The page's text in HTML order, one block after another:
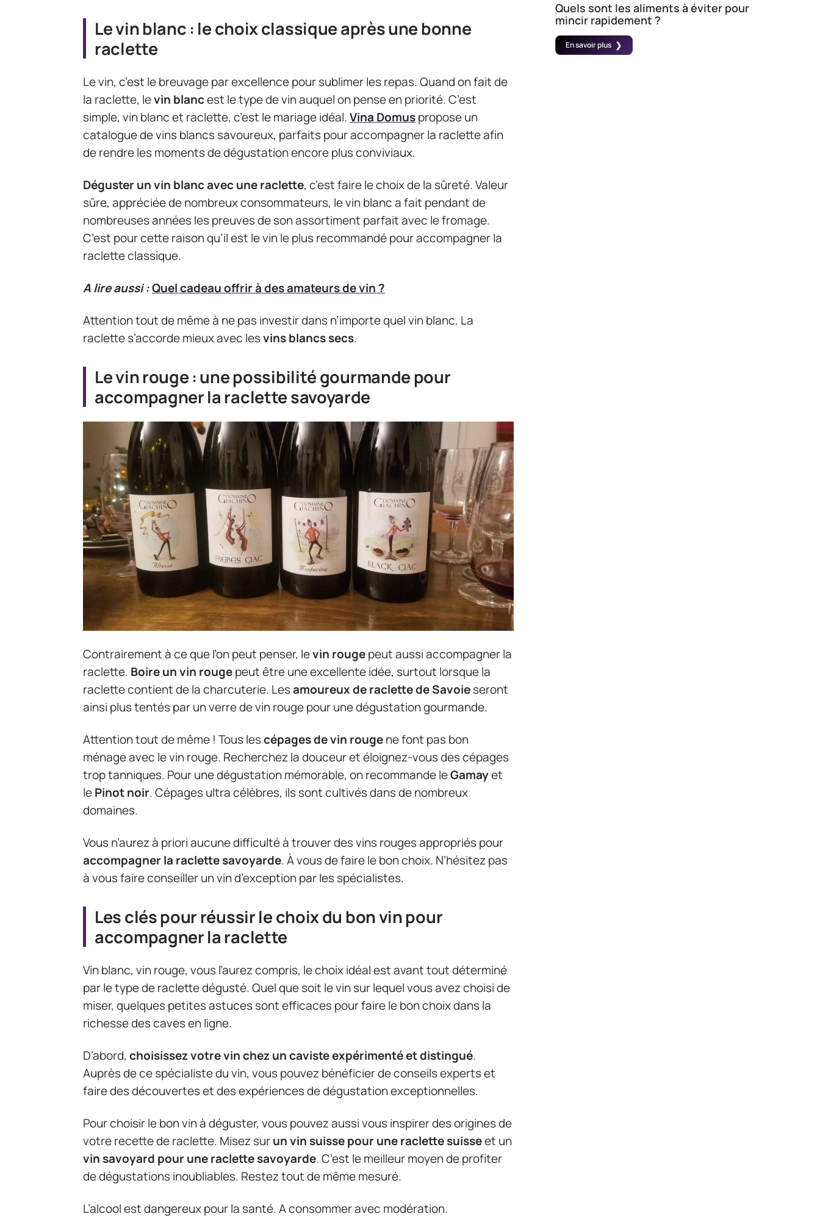
Le vin blanc : le choix classique après une bonne
raclette
Le vin, c’est le breuvage par excellence pour sublimer les repas. Quand on fait de
la raclette, levin blancest le type de vin auquel on pense en priorité. C’est
simple, vin blanc et raclette, c’est le mariage idéal.Vina Domuspropose un
catalogue de vins blancs savoureux, parfaits pour accompagner la raclette afin
de rendre les moments de dégustation encore plus conviviaux.
Déguster un vin blanc avec une raclette, c’est faire le choix de la sûreté. Valeur
sûre, appréciée de nombreux consommateurs, le vin blanc a fait pendant de
nombreuses années les preuves de son assortiment parfait avec le fromage.
C’est pour cette raison qu’il est le vin le plus recommandé pour accompagner la
raclette classique.
A lire aussi :Quel cadeau offrir à des amateurs de vin ?
Attention tout de même à ne pas investir dans n’importe quel vin blanc. La
raclette s’accorde mieux avec lesvins blancs secs.
Le vin rouge : une possibilité gourmande pour
accompagner la raclette savoyarde
Contrairement à ce que l’on peut penser, levin rougepeut aussi accompagner la
raclette. Boire un vin rougepeut être une excellente idée, surtout lorsque la
raclette contient de la charcuterie. Lesamoureux de raclette de Savoieseront
ainsi plus tentés par un verre de vin rouge pour une dégustation gourmande.
Attention tout de même ! Tous lescépages de vin rougene font pas bon
ménage avec le vin rouge. Recherchez la douceur et éloignez-vous des cépages
trop tanniques. Pour une dégustation mémorable, on recommande leGamayet
lePinot noir. Cépages ultra célèbres, ils sont cultivés dans de nombreux
domaines.
Vous n’aurez à priori aucune difficulté à trouver des vins rouges appropriés pour
accompagner la raclette savoyarde. À vous de faire le bon choix. N’hésitez pas
à vous faire conseiller un vin d’exception par les spécialistes.
Les clés pour réussir le choix du bon vin pour
accompagner la raclette
Vin blanc, vin rouge, vous l’aurez compris, le choix idéal est avant tout déterminé
par le type de raclette dégusté. Quel que soit le vin sur lequel vous avez choisi de
miser, quelques petites astuces sont efficaces pour faire le bon choix dans la
richesse des caves en ligne.
D’abord, choisissez votre vin chez un caviste expérimenté et distingué.
Auprès de ce spécialiste du vin, vous pouvez bénéficier de conseils experts et
faire des découvertes et des expériences de dégustation exceptionnelles.
Pour choisir le bon vin à déguster, vous pouvez aussi vous inspirer des origines de
votre recette de raclette. Misez surun vin suisse pour une raclette suisseet un
vin savoyard pour une raclette savoyarde. C’est le meilleur moyen de profiter
de dégustations inoubliables. Restez tout de même mesuré.
L’alcool est dangereux pour la santé. A consommer avec modération.
Quels sont les aliments à éviter pour
mincir rapidement ?
En savoir plus